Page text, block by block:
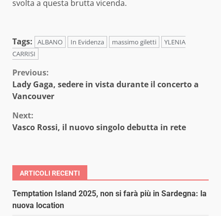
svolta a questa brutta vicenda.
Tags: ALBANO In Evidenza massimo giletti
YLENIA
CARRISI
Continue
Reading
Previous:
Lady Gaga, sedere in vista durante il concerto a
Vancouver
Next:
Vasco Rossi, il nuovo singolo debutta in rete
ARTICOLI RECENTI
Temptation Island 2025, non si farà più in Sardegna: la
nuova location